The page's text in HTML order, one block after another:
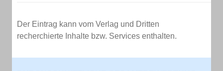
Der Eintrag kann vom Verlag und Dritten
recherchierte Inhalte bzw. Services enthalten.